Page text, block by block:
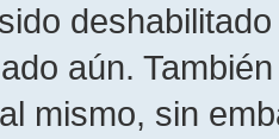
aún.
mismo, sin